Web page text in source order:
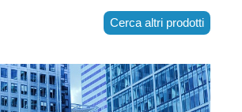
Cerca altri prodotti